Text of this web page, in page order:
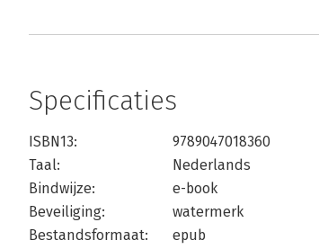
Specificaties
ISBN13:
9789047018360
Taal:
Nederlands
Bindwijze:
e-book
Beveiliging:
watermerk
Bestandsformaat:
epub